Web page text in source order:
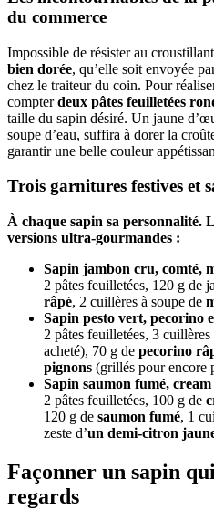
du commerce
Impossible de résister au croustillant
bien dorée, qu’elle soit envoyée
chez le traiteur du coin. Pour
compterdeux pâtes feuilletées
taille du sapin désiré. Un jaune
soupe d’eau, suffira à dorer la
garantir une belle couleur
Trois garnitures festives et
À chaque sapin sa personnalité.
versions ultra-gourmandes :
Sapin jambon cru, comté,
2 pâtes feuilletées, 120 g de
râpé, 2 cuillères à soupe de
Sapin pesto vert, pecorino
2 pâtes feuilletées, 3
acheté), 70 g de pecorino
pignons (grillés pour encore
Sapin saumon fumé,
2 pâtes feuilletées, 100 g de
120 g de saumon fumé, 1
zeste d’un demi-citron
Façonner un sapin
regards